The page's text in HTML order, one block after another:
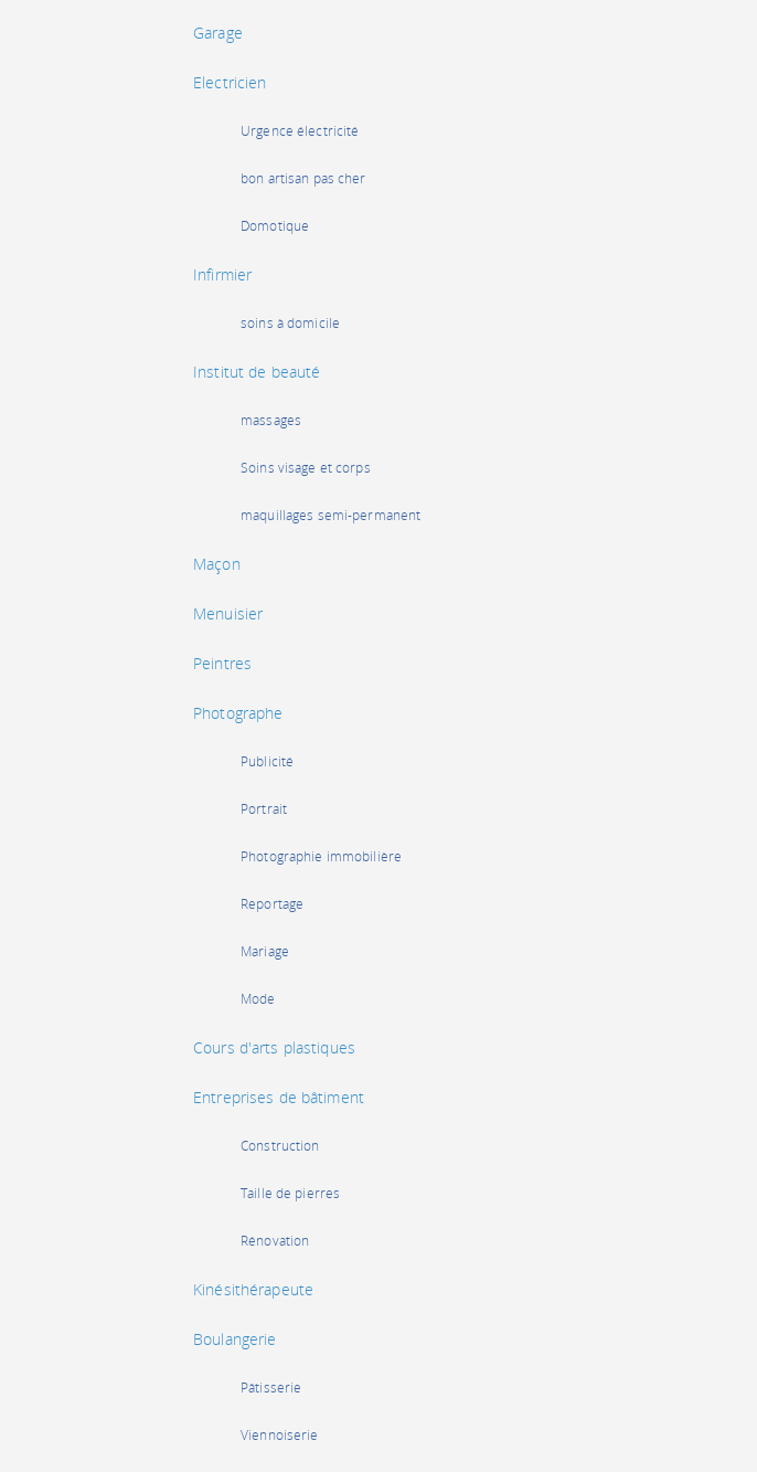
Garage
Electricien
Urgence électricité
bon artisan pas cher
Domotique
Infirmier
soins à domicile
Institut de beauté
massages
Soins visage et corps
maquillages semi-permanent
Maçon
Menuisier
Peintres
Photographe
Publicité
Portrait
Photographie immobilière
Reportage
Mariage
Mode
Cours d'arts plastiques
Entreprises de bâtiment
Construction
Taille de pierres
Rénovation
Kinésithérapeute
Boulangerie
Pâtisserie
Viennoiserie